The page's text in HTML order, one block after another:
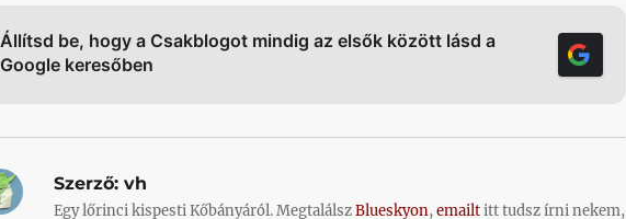
Állítsd be, hogy a Csakblogot mindig az elsők között lásd a
Google keresőben
Szerző:vh
Egy lőrinci kispesti Kőbányáról. MegtalálszBlueskyon,emailtitt tudsz írni nekem,